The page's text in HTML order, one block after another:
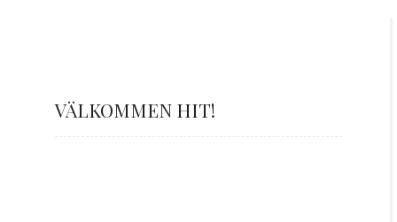
VÄLKOMMEN HIT!